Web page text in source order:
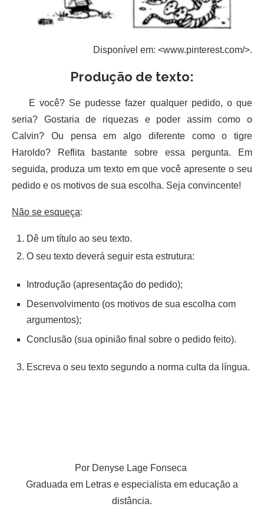
Disponível em: <www.pinterest.com/>.
Produção de texto:
E você? Se pudesse fazer qualquer pedido, o que
seria? Gostaria de riquezas e poder assim como o
Calvin? Ou pensa em algo diferente como o tigre
Haroldo? Reflita bastante sobre essa pergunta. Em
seguida, produza um texto em que você apresente o seu
pedido e os motivos de sua escolha. Seja convincente!
Não se esqueça:
Dê um título ao seu texto.
O seu texto deverá seguir esta estrutura:
Introdução (apresentação do pedido);
Desenvolvimento (os motivos de sua escolha com
argumentos);
Conclusão (sua opinião final sobre o pedido feito).
Escreva o seu texto segundo a norma culta da língua.
Por Denyse Lage Fonseca
Graduada em Letras e especialista em educação a
distância.